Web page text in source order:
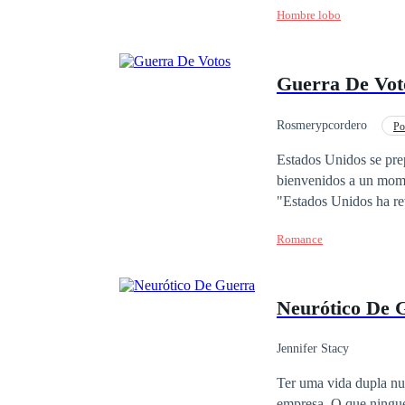
atractivo alfa de los
red de control mental
Hombre lobo
Guerra De
Rosmerypcordero
Estados Unidos se
bienvenidos a un
"Estados Unidos ha
giro absolutamente
¡ambos compitiendo
experimentada y
desarrollándose para
Romance
Neurótico De
Jennifer Stacy
Ter uma vida dupla